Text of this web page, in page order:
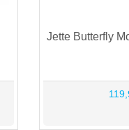
Jette Butterfly